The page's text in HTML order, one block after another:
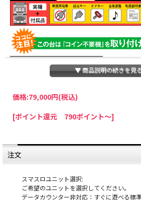
パチスロわっしょいでは、全ての台に「コイン不要
せていただいております。コイン不要機をご利用に
ていただきましたら、ご注文価格より2000円引きい
※在庫切れの台でも入荷している場合がありますの
わせ下さい。
オプションに関するご注意
▼ 商品説明の続きを見
価格:79,000円(税込)
[ポイント還元 790ポイント～]
注文
スマスロユニット選択:
ご希望のユニットを選択してください。
データカウンター非対応：すぐに遊べる標